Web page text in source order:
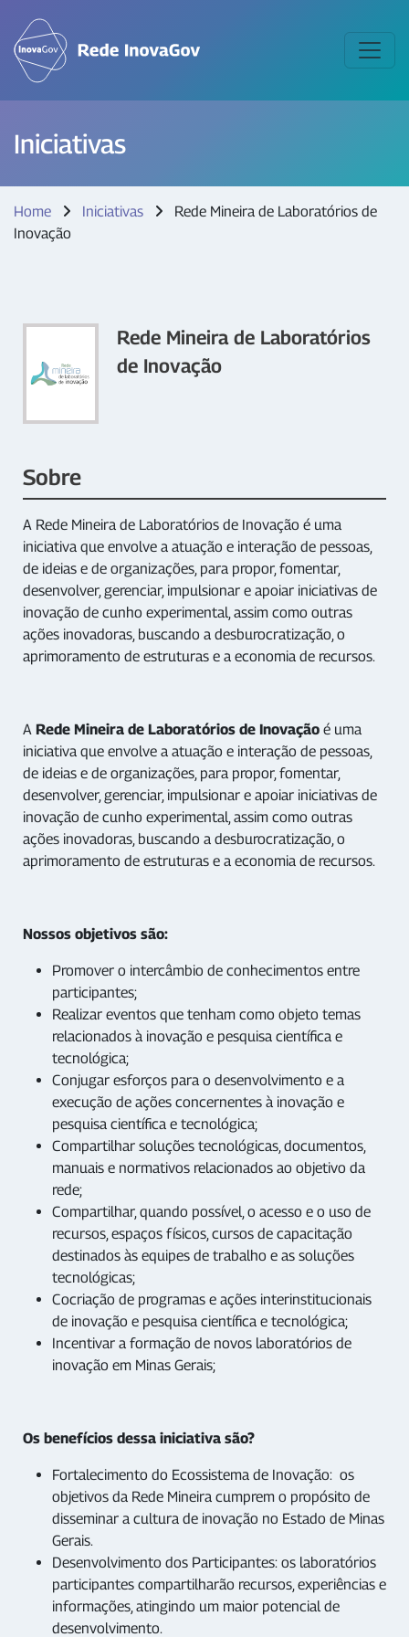
Iniciativas
Home Iniciativas
Rede Mineira de Laboratórios de
Inovação
Rede Mineira de Laboratórios
de Inovação
Sobre
A Rede Mineira de Laboratórios de Inovação é uma
iniciativa que envolve a atuação e interação de pessoas,
de ideias e de organizações, para propor, fomentar,
desenvolver, gerenciar, impulsionar e apoiar iniciativas de
inovação de cunho experimental, assim como outras
ações inovadoras, buscando a desburocratização, o
aprimoramento de estruturas e a economia de recursos.
A Rede Mineira de Laboratórios de Inovação é uma
iniciativa que envolve a atuação e interação de pessoas,
de ideias e de organizações, para propor, fomentar,
desenvolver, gerenciar, impulsionar e apoiar iniciativas de
inovação de cunho experimental, assim como outras
ações inovadoras, buscando a desburocratização, o
aprimoramento de estruturas e a economia de recursos.
Nossos objetivos são:
Promover o intercâmbio de conhecimentos entre
participantes;
Realizar eventos que tenham como objeto temas
relacionados à inovação e pesquisa científica e
tecnológica;
Conjugar esforços para o desenvolvimento e a
execução de ações concernentes à inovação e
pesquisa científica e tecnológica;
Compartilhar soluções tecnológicas, documentos,
manuais e normativos relacionados ao objetivo da
rede;
Compartilhar, quando possível, o acesso e o uso de
recursos, espaços físicos, cursos de capacitação
destinados às equipes de trabalho e as soluções
tecnológicas;
Cocriação de programas e ações interinstitucionais
de inovação e pesquisa científica e tecnológica;
Incentivar a formação de novos laboratórios de
inovação em Minas Gerais;
Os benefícios dessa iniciativa são?
Fortalecimento do Ecossistema de Inovação: os
objetivos da Rede Mineira cumprem o propósito de
disseminar a cultura de inovação no Estado de Minas
Gerais.
Desenvolvimento dos Participantes: os laboratórios
participantes compartilharão recursos, experiências e
informações, atingindo um maior potencial de
desenvolvimento.